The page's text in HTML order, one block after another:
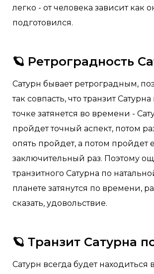
легко - от человека зависит как
подготовился.
🪐 Ретроградность
Сатурн бывает ретроградным,
так совпасть, что транзит
точке затянется во времени -
пройдет точный аспект, потом
опять пройдет, а потом пройдет
заключительный раз. Поэтому
транзитного Сатурна по
планете затянутся по времени,
сказать, удовольствие.
🪐 Транзит Сатурна
Сатурн всегда будет находиться